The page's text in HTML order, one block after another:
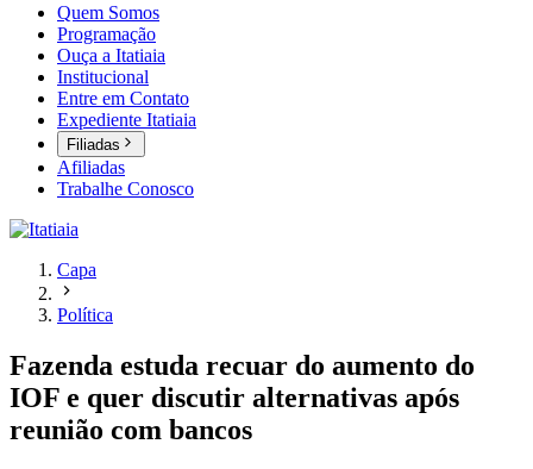
Quem Somos
Programação
Ouça a Itatiaia
Institucional
Entre em Contato
Expediente Itatiaia
Filiadas
Afiliadas
Trabalhe Conosco
Capa
Política
Fazenda estuda recuar do aumento do
IOF e quer discutir alternativas após
reunião com bancos